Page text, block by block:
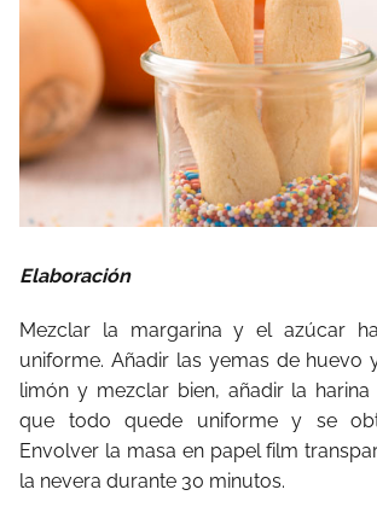
Elaboración
Mezclar la margarina y el azúcar
uniforme. Añadir las yemas de huevo
limón y mezclar bien, añadir la
que todo quede uniforme y se
Envolver la masa en papel film
la nevera durante 30 minutos.